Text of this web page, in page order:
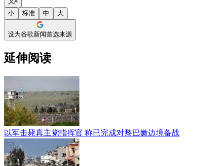
小 标准 中 大
设为谷歌新闻首选来源
延伸阅读
以军击毙真主党指挥官 称已完成对黎巴嫩边境备战